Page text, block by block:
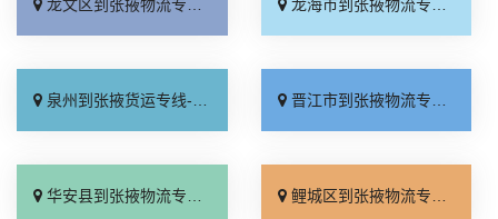
龙文区到张掖物流专线_高效快运「整车配货」 龙海市到张掖物流专线_快速响应「诚信经营」
泉州到张掖货运专线-泉州到张掖物流公司_托运省心「托运放心」 晋江市到张掖物流专线_专业可靠「不随意加价」
华安县到张掖物流专线_服务周到「多久能到」 鲤城区到张掖物流专线_多久能到「保证时效」